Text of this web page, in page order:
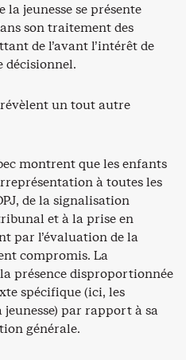
la jeunesse se présente
son traitement des
de l’avant l’intérêt de
décisionnel.
un tout autre
montrent que les enfants
à toutes les
de la signalisation
et à la prise en
par l’évaluation de la
compromis. La
présence disproportionnée
spécifique (ici, les
par rapport à sa
générale.